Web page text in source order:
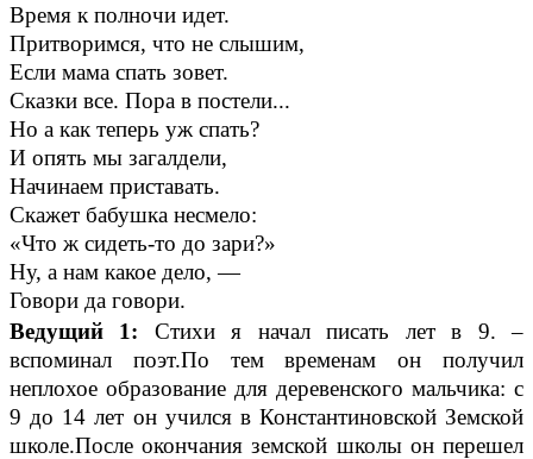
Время к полночи идет.
Притворимся, что не слышим,
Если мама спать зовет.
Сказки все. Пора в постели...
Но а как теперь уж спать?
И опять мы загалдели,
Начинаем приставать.
Скажет бабушка несмело:
«Что ж сидеть-то до зари?»
Ну, а нам какое дело, —
Говори да говори.
Ведущий 1: Стихи я начал писать лет в 9. –
вспоминал поэт.По тем временам он получил
неплохое образование для деревенского мальчика: с
9 до 14 лет он учился в Константиновской Земской
школе.После окончания земской школы он перешел